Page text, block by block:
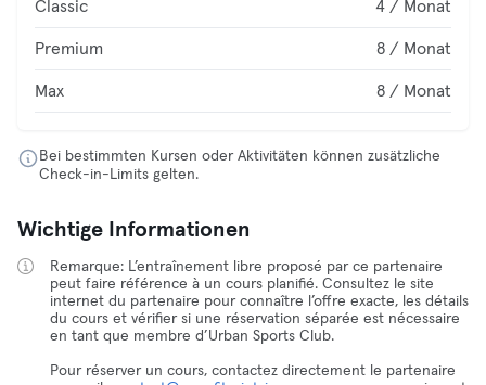
Classic 4 / Monat
Premium 8 / Monat
Max 8 / Monat
Bei bestimmten Kursen oder Aktivitäten können zusätzliche
Check-in-Limits gelten.
Wichtige Informationen
Remarque: L’entraînement libre proposé par ce partenaire
peut faire référence à un cours planifié. Consultez le site
internet du partenaire pour connaître l’offre exacte, les détails
du cours et vérifier si une réservation séparée est nécessaire
en tant que membre d’Urban Sports Club.
Pour réserver un cours, contactez directement le partenaire